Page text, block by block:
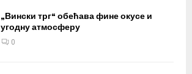
„Вински трг“ обећава фине окусе и
угодну атмосферу
0